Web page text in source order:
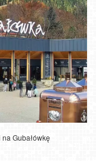
Gubałówkę